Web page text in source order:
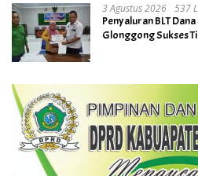
3 Agustus 2026 537
Penyaluran BLT
Glonggong Sukses